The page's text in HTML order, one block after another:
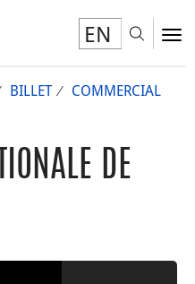
EN
BILLET
COMMERCIAL
DE